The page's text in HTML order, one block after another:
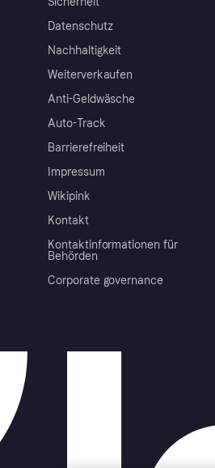
Datenschutz
Nachhaltigkeit
Weiterverkaufen
Anti-Geldwäsche
Auto-Track
Barrierefreiheit
Impressum
Wikipink
Kontakt
Kontaktinformationen für
Behörden
Corporate governance